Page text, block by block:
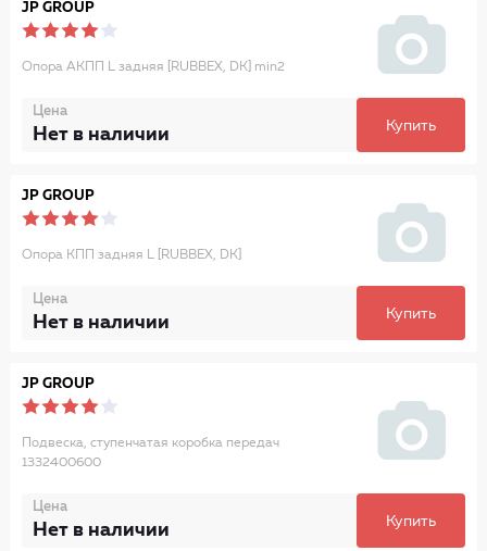
JP GROUP
Опора АКПП L задняя [RUBBEX, DK] min2
Цена
Нет в наличии Купить
JP GROUP
Опора КПП задняя L [RUBBEX, DK]
Цена
Нет в наличии Купить
JP GROUP
Подвеска, ступенчатая коробка передач
1332400600
Цена
Нет в наличии Купить